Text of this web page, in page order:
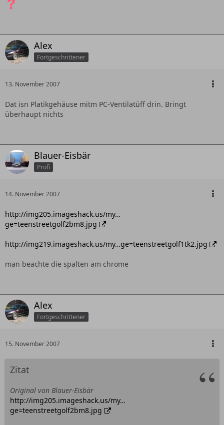
Alex
Fortgeschrittener
13. November 2007
Dat isn Platikgehäuse mitm PC-Ventilatüff drin. Bringt
überhaupt nichts
Blauer-Eisbär
Profi
14. November 2007
http://img205.imageshack.us/my…
ge=teenstreetgolf2bm8.jpg
http://img219.imageshack.us/my…ge=teenstreetgolf1tk2.jpg
man beachte die spalten am chrome
Alex
Fortgeschrittener
15. November 2007
Zitat
Original von Blauer-Eisbär
http://img205.imageshack.us/my…
ge=teenstreetgolf2bm8.jpg